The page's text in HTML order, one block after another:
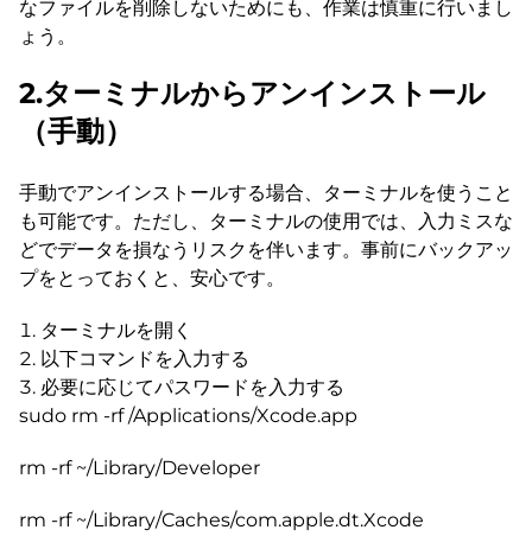
なファイルを削除しないためにも、作業は慎重に行いまし
ょう。
2.ターミナルからアンインストール
（手動）
手動でアンインストールする場合、ターミナルを使うこと
も可能です。ただし、ターミナルの使用では、入力ミスな
どでデータを損なうリスクを伴います。事前にバックアッ
プをとっておくと、安心です。
ターミナルを開く
以下コマンドを入力する
必要に応じてパスワードを入力する
sudo rm -rf /Applications/Xcode.app
rm -rf ~/Library/Developer
rm -rf ~/Library/Caches/com.apple.dt.Xcode